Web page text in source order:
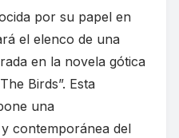
por su papel en
el elenco de una
en la novela gótica
Birds”. Esta
una
contemporánea del